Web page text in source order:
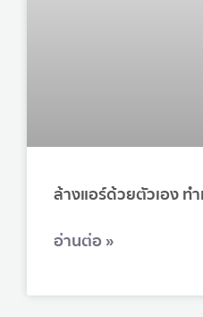
ล้างแอร์ด้วยตัวเอง ทำ
อ่านต่อ »